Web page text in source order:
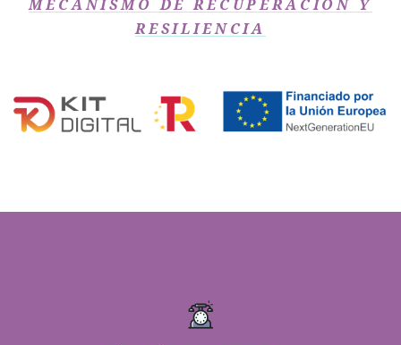
MECANISMO DE RECUPERACIÓN Y
RESILIENCIA​